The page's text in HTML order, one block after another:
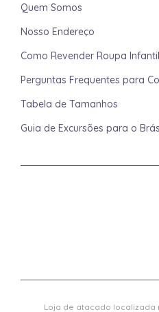
Quem Somos
Nosso Endereço
Como Revender Roupa Infantil
Perguntas Frequentes para
Tabela de Tamanhos
Guia de Excursões para o Brás
Loja de atacado localizada